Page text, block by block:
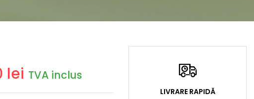
lei TVA inclus
LIVRARE RAPIDĂ